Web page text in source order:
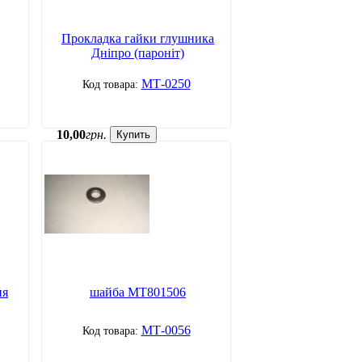
Прокладка гайки глушника
Дніпро (пароніт)
МТ-0250
10,00грн. Купить
шайба МТ801506
МТ-0056